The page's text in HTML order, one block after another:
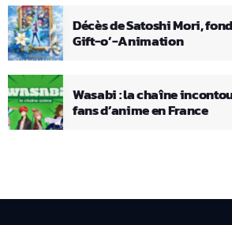
Décès de Satoshi Mori,
Gift-o’-Animation
Wasabi : la chaîne
fans d’anime en France